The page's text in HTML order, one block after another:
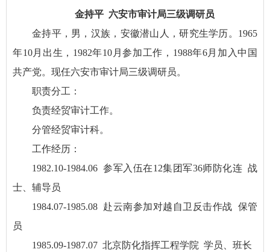
金持平 六安市审计局三级调研员
金持平，男，汉族，安徽潜山人，研究生学历。1965
年10月出生，1982年10月参加工作，1988年6月加入中国
共产党。现任六安市审计局三级调研员。
职责分工：
负责经贸审计工作。
分管经贸审计科。
工作经历：
1982.10-1984.06 参军入伍在12集团军36师防化连 战
士、辅导员
1984.07-1985.08 赴云南参加对越自卫反击作战 保管
员
1985.09-1987.07 北京防化指挥工程学院 学员、班长